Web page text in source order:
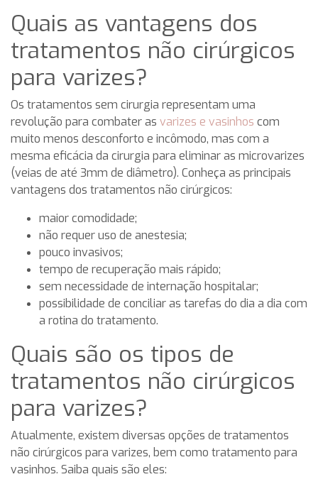
Quais as vantagens dos
tratamentos não cirúrgicos
para varizes?
Os tratamentos sem cirurgia representam uma
revolução para combater as varizes e vasinhos com
muito menos desconforto e incômodo, mas com a
mesma eficácia da cirurgia para eliminar as microvarizes
(veias de até 3mm de diâmetro). Conheça as principais
vantagens dos tratamentos não cirúrgicos:
maior comodidade;
não requer uso de anestesia;
pouco invasivos;
tempo de recuperação mais rápido;
sem necessidade de internação hospitalar;
possibilidade de conciliar as tarefas do dia a dia com
a rotina do tratamento.
Quais são os tipos de
tratamentos não cirúrgicos
para varizes?
Atualmente, existem diversas opções de tratamentos
não cirúrgicos para varizes, bem como tratamento para
vasinhos. Saiba quais são eles: